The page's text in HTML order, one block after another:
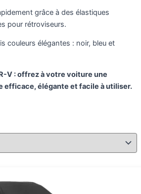
grâce à des élastiques
pour rétroviseurs.
couleurs élégantes : noir, bleu et
V : offrez à votre voiture une
efficace, élégante et facile à utiliser.